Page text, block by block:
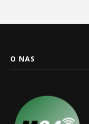
O NAS